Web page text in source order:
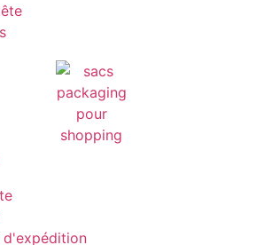
d'expédition